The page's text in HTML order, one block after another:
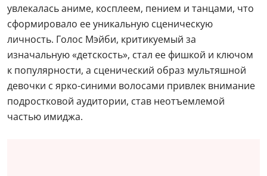
увлекалась аниме, косплеем, пением и танцами, что
сформировало ее уникальную сценическую
личность. Голос Мэйби, критикуемый за
изначальную «детскость», стал ее фишкой и ключом
к популярности, а сценический образ мультяшной
девочки с ярко-синими волосами привлек внимание
подростковой аудитории, став неотъемлемой
частью имиджа.